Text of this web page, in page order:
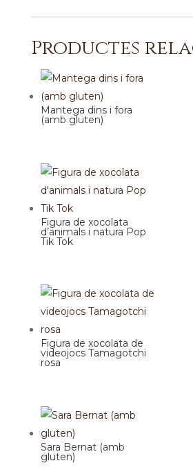
Productes
Mantega dins i fora
(amb gluten)
Figura de xocolata
d’animals i natura Pop
Tik Tok
Figura de xocolata de
videojocs Tamagotchi
rosa
Sara Bernat (amb
gluten)